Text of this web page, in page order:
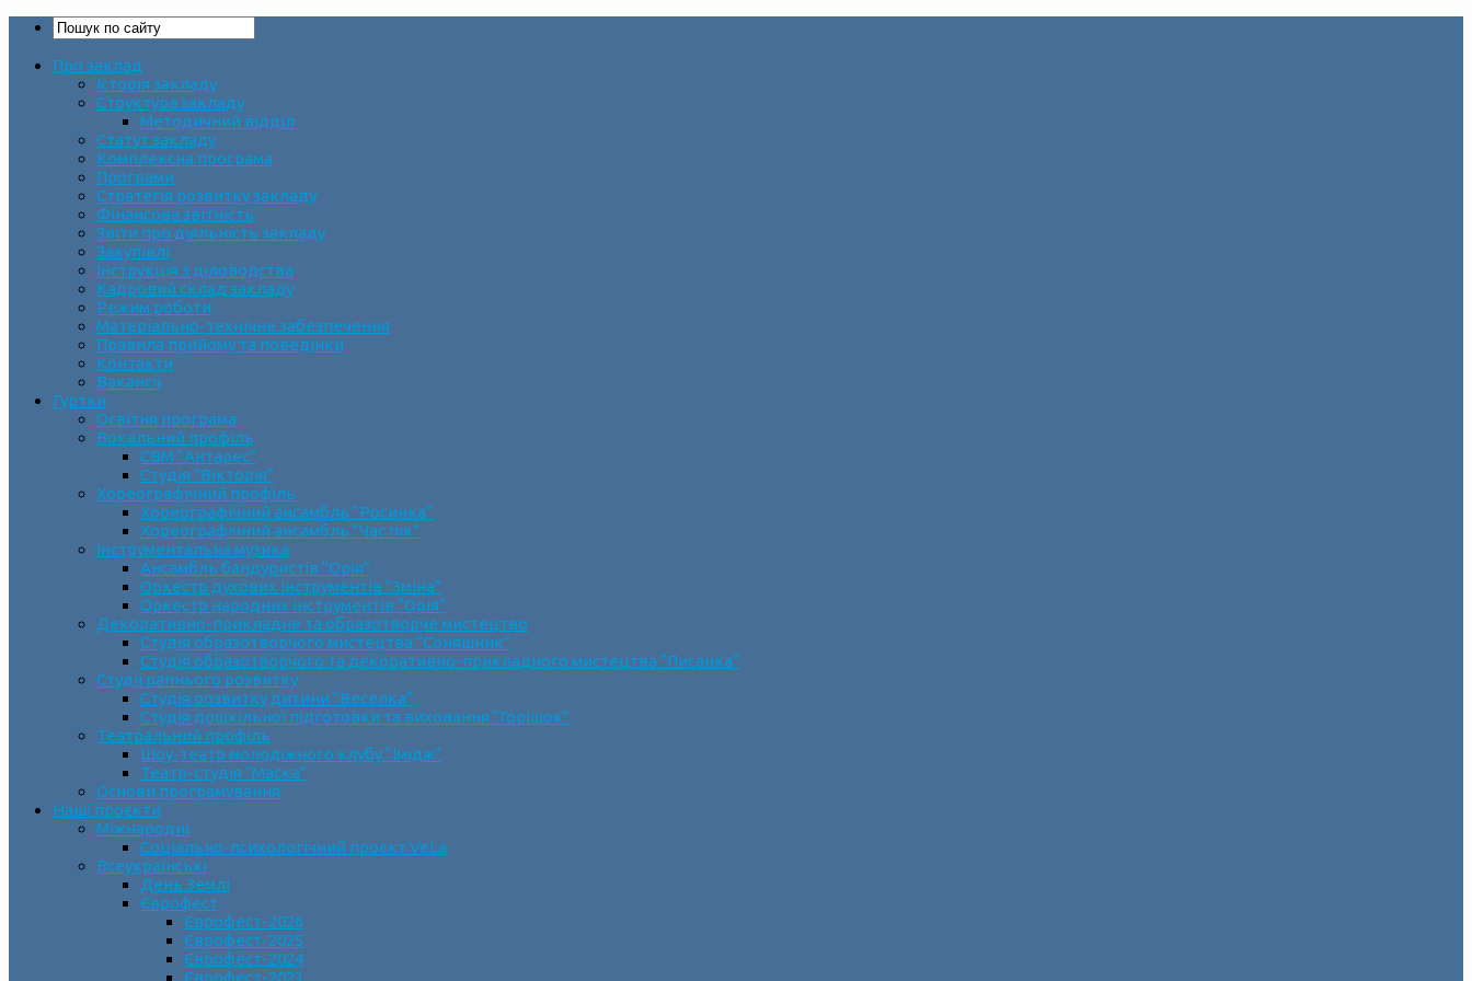
Про заклад
Історія закладу
Структура закладу
Методичний відділ
Статут закладу
Комплексна програма
Програми
Стратегія розвитку закладу
Фінансова звітність
Звіти про діяльність закладу
Закупівлі
Інструкція з діловодства
Кадровий склад закладу
Режим роботи
Матеріально-технічне забезпечення
Правила прийому та поведінки
Контакти
Вакансії
Гуртки
Освітня програма
Вокальний профіль
СВМ “Антарес”
Студія “Вікторія”
Хореографічний профіль
Хореографічний ансамбль “Росинка”
Хореографічний ансамбль “Час пік”
Інструментальна музика
Ансамбль бандуристів “Орія”
Оркестр духових інструментів “Зміна”
Оркестр народних інструментів “Орія”
Декоративно-прикладне та образотворче мистецтво
Cтудія образотворчого мистецтва “Соняшник”
Студія образотворчого та декоративно-прикладного мистецтва “Писанка”
Студії раннього розвитку
Студія розвитку дитини “Веселка”
Студія дошкільної підготовки та виховання “Горішок”
Театральний профіль
Шоу-театр молодіжного клубу “Імідж”
Театр-студія “Маска”
Основи програмування
Наші проєкти
Міжнародні
Соціально-психологічний проєкт VeLa
Всеукраїнські
День Землі
Єврофест
Єврофест-2026
Єврофест-2025
Єврофест-2024
Єврофест-2023